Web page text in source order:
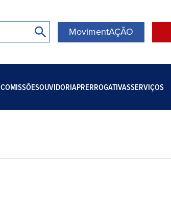
MovimentAÇÃO
COMISSÕESOUVIDORIAPRERROGATIVASSERVIÇOS